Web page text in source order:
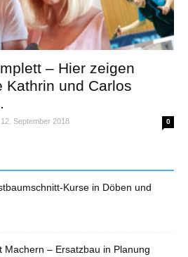
– Hier zeigen
Kathrin und Carlos
12. September 2018 0
Kurse in Döben und
Machern – Ersatzbau in Planung